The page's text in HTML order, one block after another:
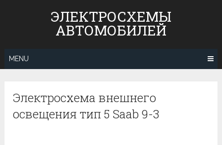
ЭЛЕКТРОСХЕМЫ
АВТОМОБИЛЕЙ
MENU
Электросхема внешнего
освещения тип 5 Saab 9-3